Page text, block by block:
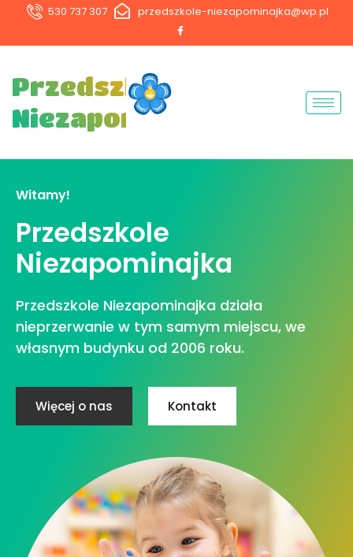
530 737 307 przedszkole-niezapominajka@wp.pl
Przedszkole
Niezapominajka
Witamy!
Przedszkole
Niezapominajka
Przedszkole Niezapominajka działa
nieprzerwanie w tym samym miejscu, we
własnym budynku od 2006 roku.
Więcej o nas Kontakt